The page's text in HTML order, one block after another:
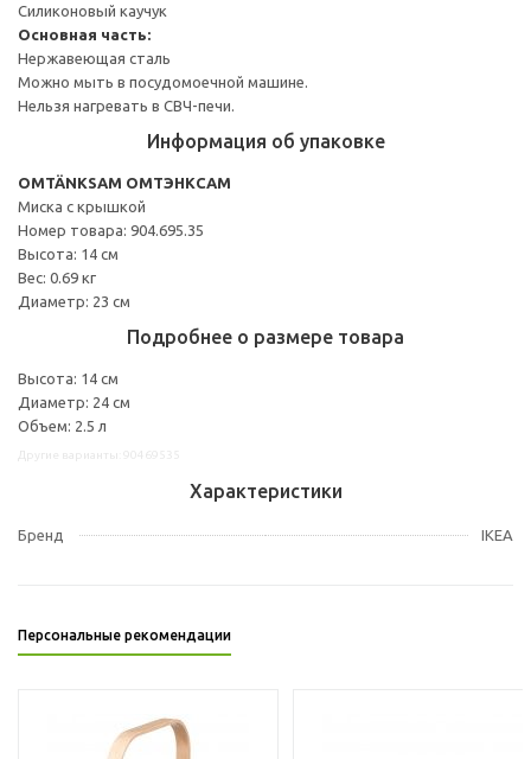
Силиконовый каучук
Основная часть:
Нержавеющая сталь
Можно мыть в посудомоечной машине.
Нельзя нагревать в СВЧ-печи.
Информация об упаковке
OMTÄNKSAM ОМТЭНКСАМ
Миска с крышкой
Номер товара: 904.695.35
Высота: 14 см
Вес: 0.69 кг
Диаметр: 23 см
Подробнее о размере товара
Высота: 14 см
Диаметр: 24 см
Объем: 2.5 л
Характеристики
Бренд IKEA
Персональные рекомендации